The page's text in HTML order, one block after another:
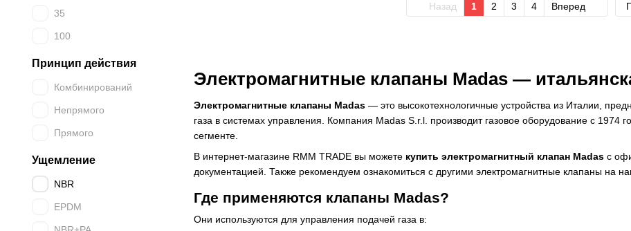
Электромагнитные клапаны Madas —
Электромагнитные клапаны Madas — это высокотехнологичные устройства из Италии,
газа в системах управления. Компания Madas S.r.l. производит газовое оборудование с 1974
сегменте.
В интернет-магазине RMM TRADE вы можете купить электромагнитный клапан Madas с
документацией. Также рекомендуем ознакомиться с другими электромагнитные клапаны на
Где применяются клапаны Madas?
Они используются для управления подачей газа в:
Назад 1 2 3 4 Вперед
35
100
Принцип действия
Комбинирований
Непрямого
Прямого
Ущемление
NBR
EPDM